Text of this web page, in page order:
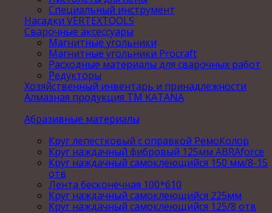
Специальный инструмент
Насадки VERTEXTOOLS
Сварочные аксессуары
Магнитные угольники
Магнитные угольники Procraft
Расходные материалы для сварочных работ
Редукторы
Хозяйственный инвентарь и принадлежности
Алмазная продукция ТМ KATANA
Абразивные материалы
Круг лепестковый с оправкой РемоКолор
Круг наждачный фибровый 125мм ABRAforce
Круг наждачный самоклеющийся 150 мм/8-15
отв
Лента бесконечная 100*610
Круг наждачный самоклеющийся 225мм
Круг наждачный самоклеющийся 125/8 отв